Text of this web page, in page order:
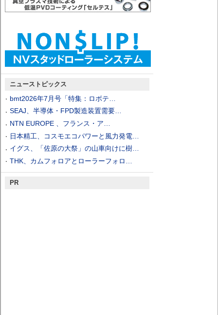
ニューストピックス
bmt2026年7月号「特集：ロボテ…
SEAJ、半導体・FPD製造装置需要…
NTN EUROPE 、フランス・ア…
日本精工、コスモエコパワーと風力発電…
イグス、「佐原の大祭」の山車向けに樹…
THK、カムフォロアとローラーフォロ…
PR